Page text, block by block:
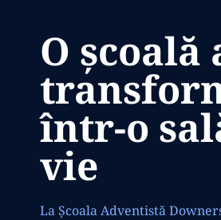
O
într-o
vie
La Școala Adventistă